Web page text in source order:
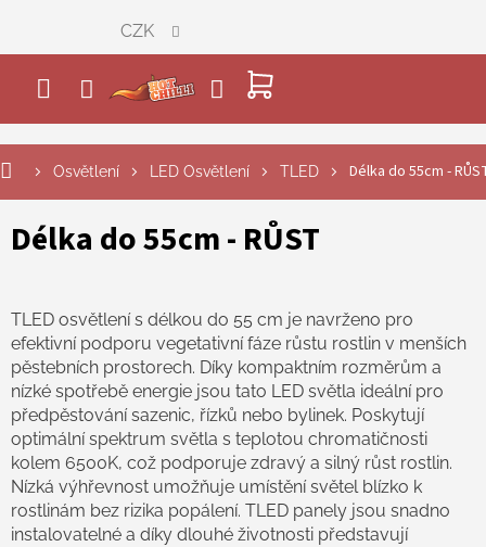
obsah
NÁKUPNÍ
KOŠÍK
CZK
Osvětlení LED Osvětlení TLED Délka do 55cm -
Délka do 55cm - RŮST
TLED osvětlení s délkou do 55 cm je navrženo pro
efektivní podporu vegetativní fáze růstu rostlin v menších
pěstebních prostorech. Díky kompaktním rozměrům a
nízké spotřebě energie jsou tato LED světla ideální pro
předpěstování sazenic, řízků nebo bylinek. Poskytují
optimální spektrum světla s teplotou chromatičnosti
kolem 6500K, což podporuje zdravý a silný růst rostlin.
Nízká výhřevnost umožňuje umístění světel blízko k
rostlinám bez rizika popálení. TLED panely jsou snadno
instalovatelné a díky dlouhé životnosti představují